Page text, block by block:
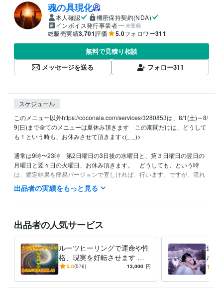
魂の具現化
本人確認
機密保持契約(NDA)
インボイス発行事業者
未登録
総販売実績3,701評価 5.0フォロワー311
無料で見積り相談
メッセージを送る
フォロー311
スケジュール
このメニュー以外https://coconala.com/services/3280853は、8/1(土)～8/
9(日)まで全てのメニューは夏休み頂きます　この期間だけは、どうして
も！という時も、お休みさせて頂きます<(_ _)>
通常は9時〜23時　第2日曜日の3日後の水曜日と、第３日曜日の翌日の
月曜日と翌々日の火曜日、お休み頂きます。　どうしても、という時
は、鑑定結果を簡易バージョンで宜しければ、行います。ですが、流れ
るエネルギーはいつもと同じですので、効果は一緒だと思います。何卒
宜しくお願い致します☆彡
経験職種
ライフスタイル・その他 / マッサージ師・セラピスト
年
資格・検定
認定レイキヒーラー 取得年 : 2008年
その他ツール
出品者の実績をもっと見る
出品者の人気サービス
ルーツヒーリングで運命や性
格、現実を好転させます 体
やメンタルを元気に！魂の具
5.0(576) 13,000 円
遠隔
ルギ
この